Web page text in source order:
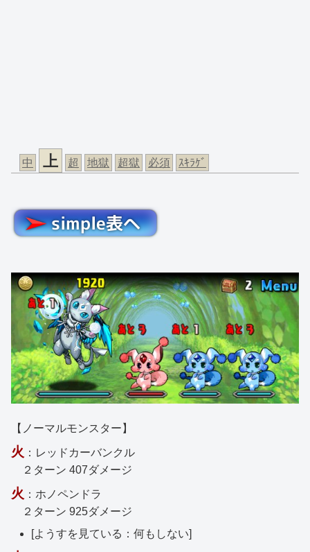
中 上 超 地獄 超獄 必須 ｽｷﾗｹﾞ
【ノーマルモンスター】
火 ：レッドカーバンクル
２ターン 407ダメージ
火 ：ホノペンドラ
２ターン 925ダメージ
[ようすを見ている：何もしない]